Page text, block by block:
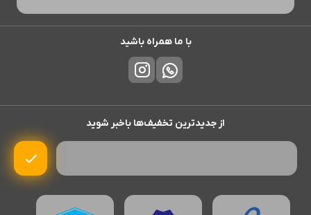
با ما همراه باشید
از جدیدترین تخفیف‌ها باخبر شوید